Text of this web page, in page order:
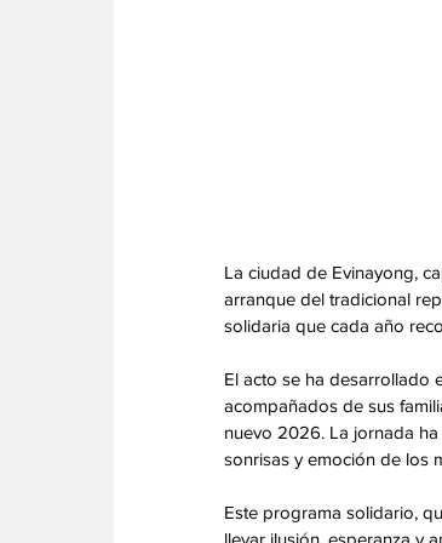
La ciudad de Evinayong,
arranque del tradicional
solidaria que cada año
El acto se ha desarrollado
acompañados de sus
nuevo 2026. La jornada
sonrisas y emoción de los
Este programa solidario,
llevar ilusión, esperanza y